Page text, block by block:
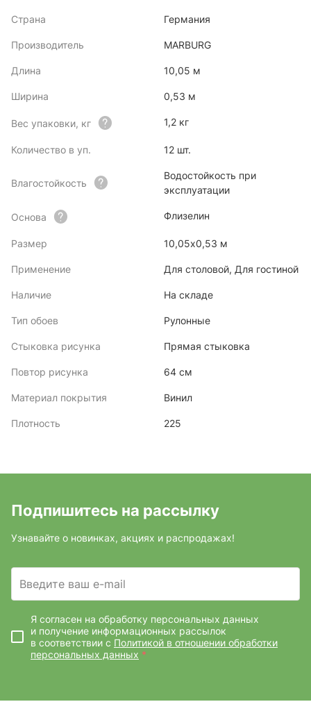
Страна Германия
Производитель MARBURG
Длина 10,05 м
Ширина 0,53 м
Вес упаковки, кг 1,2 кг
Количество в уп. 12 шт.
Влагостойкость
Водостойкость при
эксплуатации
Основа Флизелин
Размер 10,05х0,53 м
Применение Для столовой, Для гостиной
Наличие На складе
Тип обоев Рулонные
Стыковка рисунка Прямая стыковка
Повтор рисунка 64 см
Материал покрытия Винил
Плотность 225
Подпишитесь на рассылку
Узнавайте о новинках, акциях и распродажах!
Введите ваш e-mail
Я согласен на обработку персональных данных
и получение информационных рассылок
в соответствии с Политикой в отношении обработки
персональных данных *